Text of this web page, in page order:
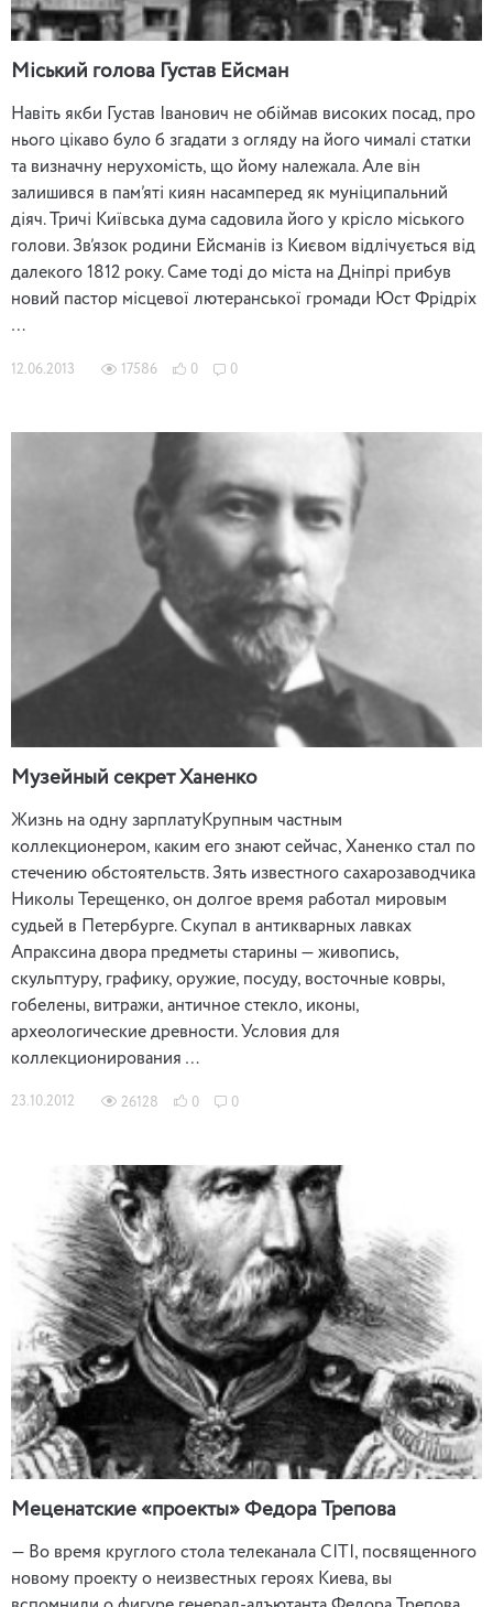
Міський голова Густав Ейсман
Навіть якби Густав Іванович не обіймав високих посад, про
нього цікаво було б згадати з огляду на його чималі статки
та визначну нерухомість, що йому належала. Але він
залишився в пам’яті киян насамперед як муніципальний
діяч. Тричі Київська дума садовила його у крісло міського
голови. Зв’язок родини Ейсманів із Києвом відлічується від
далекого 1812 року. Саме тоді до міста на Дніпрі прибув
новий пастор місцевої лютеранської громади Юст Фрідріх
…
12.06.2013 17586 0 0
Музейный секрет Ханенко
Жизнь на одну зарплатуКрупным частным
коллекционером, каким его знают сейчас, Ханенко стал по
стечению обстоятельств. Зять известного сахарозаводчика
Николы Терещенко, он долгое время работал мировым
судьей в Петербурге. Скупал в антикварных лавках
Апраксина двора предметы старины — живопись,
скульптуру, графику, оружие, посуду, восточные ковры,
гобелены, витражи, античное стекло, иконы,
археологические древности. Условия для
коллекционирования …
23.10.2012 26128 0 0
Меценатские «проекты» Федора Трепова
— Во время круглого стола телеканала СIТI, посвященного
новому проекту о неизвестных героях Киева, вы